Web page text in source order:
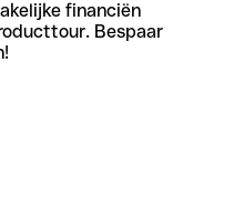
financiën
Bespaar